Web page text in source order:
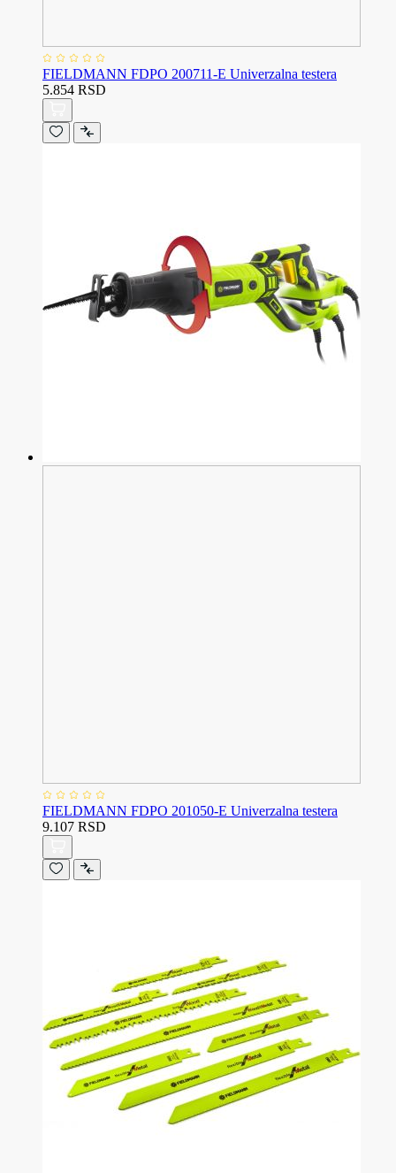
FIELDMANN FDPO 200711-E Univerzalna testera
5.854 RSD
FIELDMANN FDPO 201050-E Univerzalna testera
9.107 RSD